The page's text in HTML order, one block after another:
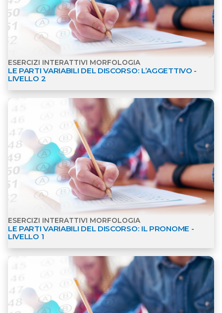
ESERCIZI INTERATTIVI MORFOLOGIA
LE PARTI VARIABILI DEL DISCORSO: L’AGGETTIVO -
LIVELLO 2
ESERCIZI INTERATTIVI MORFOLOGIA
LE PARTI VARIABILI DEL DISCORSO: IL PRONOME -
LIVELLO 1
Apri dettagli Esercizi interattivi Morfologia
Apri dettagli Esercizi interattivi Morfologia